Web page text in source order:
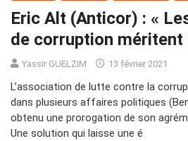
Eric Alt (Anticor) : «
de corruption méritent
Yassir GUELZIM 13 février 2021
L’association de lutte contre la
dans plusieurs affaires politiques
obtenu une prorogation de son
Une solution qui laisse une é